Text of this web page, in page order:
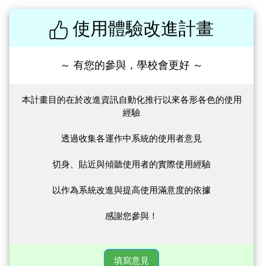
使用體驗改進計畫
～ 有您的參與，學校會更好 ～
本計畫目的在於改進資訊自動化推行以來各形各色的使用
經驗
透過收集各運作中系統的使用者意見
切身、貼近與傾聽使用者的實際使用經驗
以作為系統改進與提高使用滿意度的依據
感謝您參與！
填寫意見